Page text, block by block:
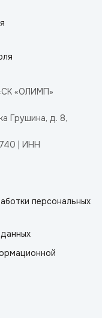
«ОЛИМП»
Грушина, д. 8,
| ИНН
персональных